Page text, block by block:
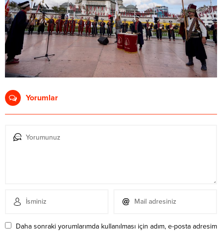
Yorumlar
Daha sonraki yorumlarımda kullanılması için adım, e-posta adresim